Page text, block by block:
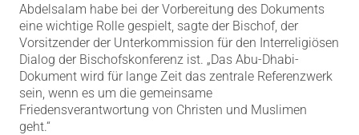
Abdelsalam habe bei der Vorbereitung des Dokuments
eine wichtige Rolle gespielt, sagte der Bischof, der
Vorsitzender der Unterkommission für den Interreligiösen
Dialog der Bischofskonferenz ist. „Das Abu-Dhabi-
Dokument wird für lange Zeit das zentrale Referenzwerk
sein, wenn es um die gemeinsame
Friedensverantwortung von Christen und Muslimen
geht.“